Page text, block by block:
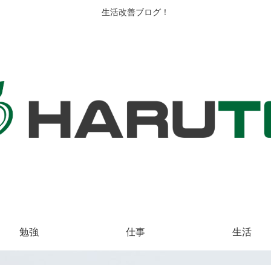
生活改善ブログ！
勉強 仕事 生活